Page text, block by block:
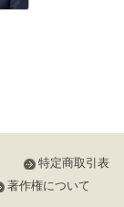
特定商取引表
著作権について